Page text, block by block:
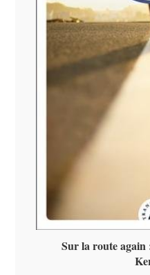
Sur la route again